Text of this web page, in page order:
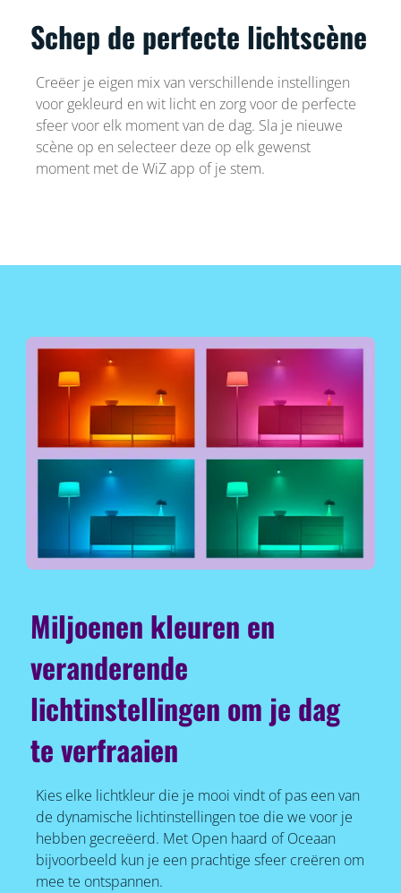
Schep de perfecte lichtscène
Creëer je eigen mix van verschillende instellingen
voor gekleurd en wit licht en zorg voor de perfecte
sfeer voor elk moment van de dag. Sla je nieuwe
scène op en selecteer deze op elk gewenst
moment met de WiZ app of je stem.
Miljoenen kleuren en
veranderende
lichtinstellingen om je dag
te verfraaien
Kies elke lichtkleur die je mooi vindt of pas een van
de dynamische lichtinstellingen toe die we voor je
hebben gecreëerd. Met Open haard of Oceaan
bijvoorbeeld kun je een prachtige sfeer creëren om
mee te ontspannen.